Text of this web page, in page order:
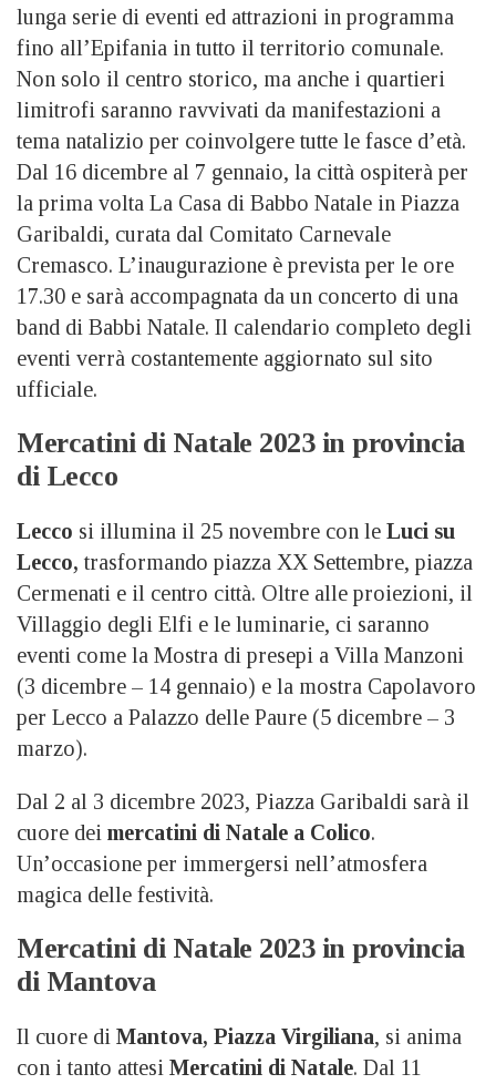
lunga serie di eventi ed attrazioni in programma
fino all’Epifania in tutto il territorio comunale.
Non solo il centro storico, ma anche i quartieri
limitrofi saranno ravvivati da manifestazioni a
tema natalizio per coinvolgere tutte le fasce d’età.
Dal 16 dicembre al 7 gennaio, la città ospiterà per
la prima volta La Casa di Babbo Natale in Piazza
Garibaldi, curata dal Comitato Carnevale
Cremasco. L’inaugurazione è prevista per le ore
17.30 e sarà accompagnata da un concerto di una
band di Babbi Natale. Il calendario completo degli
eventi verrà costantemente aggiornato sul sito
ufficiale.
Mercatini di Natale 2023 in provincia
di Lecco
Lecco si illumina il 25 novembre con le Luci su
Lecco, trasformando piazza XX Settembre, piazza
Cermenati e il centro città. Oltre alle proiezioni, il
Villaggio degli Elfi e le luminarie, ci saranno
eventi come la Mostra di presepi a Villa Manzoni
(3 dicembre – 14 gennaio) e la mostra Capolavoro
per Lecco a Palazzo delle Paure (5 dicembre – 3
marzo).
Dal 2 al 3 dicembre 2023, Piazza Garibaldi sarà il
cuore dei mercatini di Natale a Colico.
Un’occasione per immergersi nell’atmosfera
magica delle festività.
Mercatini di Natale 2023 in provincia
di Mantova
Il cuore di Mantova, Piazza Virgiliana, si anima
con i tanto attesi Mercatini di Natale. Dal 11